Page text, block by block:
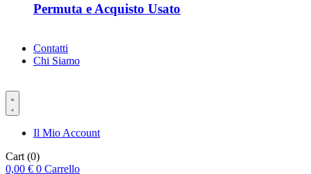
Permuta e Acquisto Usato
Contatti
Chi Siamo
Il Mio Account
Cart (0)
0,00 € 0 Carrello